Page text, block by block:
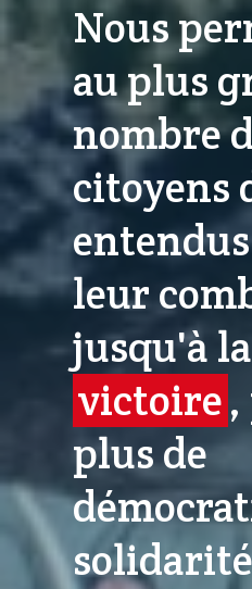
Nous
au plus
nombre
citoyens
leur
jusqu'à la
victoire
plus de